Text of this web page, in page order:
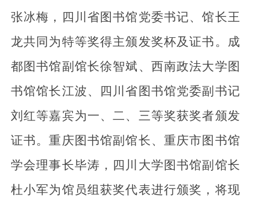
张冰梅，四川省图书馆党委书记、馆长王
龙共同为特等奖得主颁发奖杯及证书。成
都图书馆副馆长徐智斌、西南政法大学图
书馆馆长江波、四川省图书馆党委副书记
刘红等嘉宾为一、二、三等奖获奖者颁发
证书。重庆图书馆副馆长、重庆市图书馆
学会理事长毕涛，四川大学图书馆副馆长
杜小军为馆员组获奖代表进行颁奖，将现